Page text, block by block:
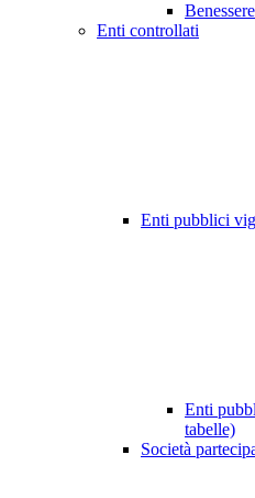
Enti controllati
Enti pubblici
Enti
tabelle)
Società